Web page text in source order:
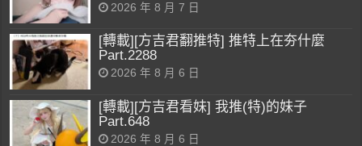
2026 年 8 月 7 日
[轉載][方吉君翻推特] 推特上在夯什麼
Part.2288
2026 年 8 月 6 日
[轉載][方吉君看妹] 我推(特)的妹子
Part.648
2026 年 8 月 6 日